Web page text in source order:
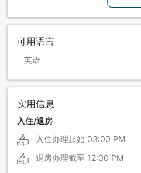
可用语言
英语
实用信息
入住/退房
入住办理起始 03:00 PM
退房办理截至 12:00 PM